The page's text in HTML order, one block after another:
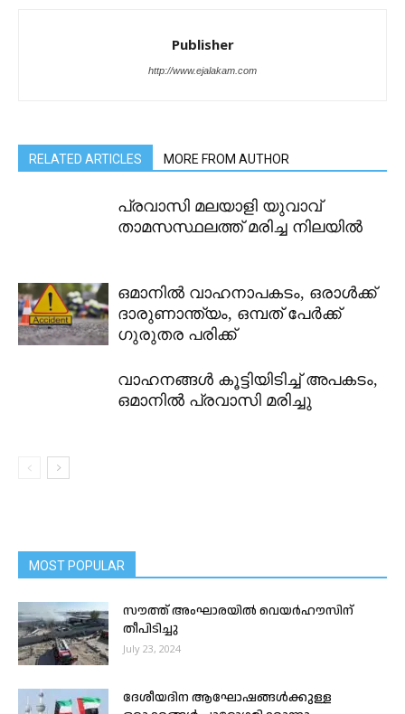
Publisher
http://www.ejalakam.com
RELATED ARTICLES MORE FROM AUTHOR
പ്രവാസി മലയാളി യുവാവ്
താമസസ്ഥലത്ത് മരിച്ച നിലയിൽ
ഒമാനിൽ വാഹനാപകടം, ഒരാൾക്ക്
ദാരുണാന്ത്യം, ഒമ്പത് പേർക്ക് ​
ഗുരുതര പരിക്ക്
വാഹനങ്ങൾ കൂട്ടിയിടിച്ച് അപകടം,
ഒമാനിൽ പ്രവാസി മരിച്ചു
MOST POPULAR
സൗത്ത് അംഘാരയിൽ വെയർഹൗസിന്
തീപിടിച്ചു
July 23, 2024
ദേശീയദിന ആഘോഷങ്ങൾക്കുള്ള